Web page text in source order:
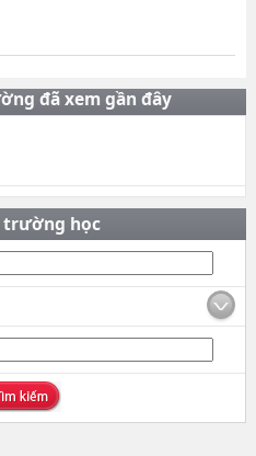
đã xem gần đây
trường học